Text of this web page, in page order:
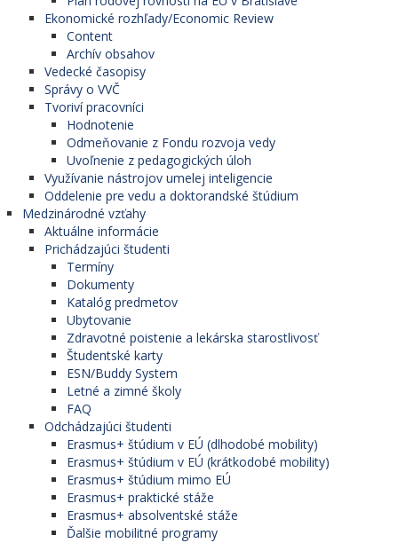
Ekonomické rozhľady/Economic Review
Content
Archív obsahov
Vedecké časopisy
Správy o VVČ
Tvoriví pracovníci
Hodnotenie
Odmeňovanie z Fondu rozvoja vedy
Uvoľnenie z pedagogických úloh
Využívanie nástrojov umelej inteligencie
Oddelenie pre vedu a doktorandské štúdium
Medzinárodné vzťahy
Aktuálne informácie
Prichádzajúci študenti
Termíny
Dokumenty
Katalóg predmetov
Ubytovanie
Zdravotné poistenie a lekárska starostlivosť
Študentské karty
ESN/Buddy System
Letné a zimné školy
FAQ
Odchádzajúci študenti
Erasmus+ štúdium v EÚ (dlhodobé mobility)
Erasmus+ štúdium v EÚ (krátkodobé mobility)
Erasmus+ štúdium mimo EÚ
Erasmus+ praktické stáže
Erasmus+ absolventské stáže
Ďalšie mobilitné programy